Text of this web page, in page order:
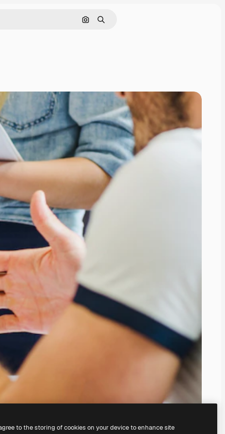
Nach Bild suchen
Suchen
to the storing of cookies on your device to enhance site